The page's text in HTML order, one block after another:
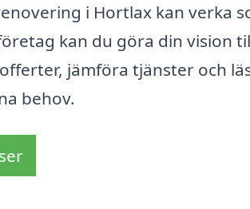
i Hortlax kan verka
kan du göra din vision
jämföra tjänster och
behov.